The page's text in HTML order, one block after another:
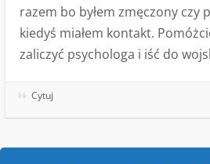
razem bo byłem zmęczony czy
kiedyś miałem kontakt.
zaliczyć psychologa i iść do
Cytuj